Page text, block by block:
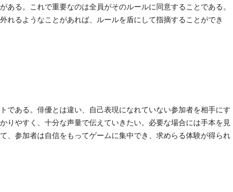
ある。これで重要なのは全員がそのルールに同意することである。
れるようなことがあれば、ルールを盾にして指摘することができ
である。俳優とは違い、自己表現になれていない参加者を相手にす
りやすく、十分な声量で伝えていきたい。必要な場合には手本を見
、参加者は自信をもってゲームに集中でき、求めらる体験が得られ